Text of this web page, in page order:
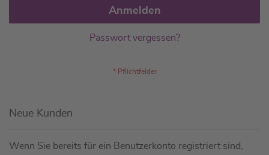
Anmelden
Passwort vergessen?
Neue Kunden
Wenn Sie bereits für ein Benutzerkonto registriert sind,